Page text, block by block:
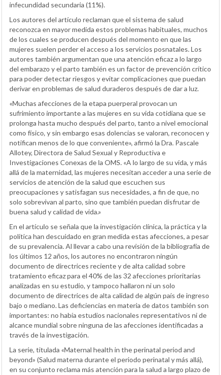
infecundidad secundaria (11%).
Los autores del artículo reclaman que el sistema de salud
reconozca en mayor medida estos problemas habituales, muchos
de los cuales se producen después del momento en que las
mujeres suelen perder el acceso a los servicios posnatales. Los
autores también argumentan que una atención eficaz a lo largo
del embarazo y el parto también es un factor de prevención crítico
para poder detectar riesgos y evitar complicaciones que puedan
derivar en problemas de salud duraderos después de dar a luz.
«Muchas afecciones de la etapa puerperal provocan un
sufrimiento importante a las mujeres en su vida cotidiana que se
prolonga hasta mucho después del parto, tanto a nivel emocional
como físico, y sin embargo esas dolencias se valoran, reconocen y
notifican menos de lo que conveniente», afirmó la Dra. Pascale
Allotey, Directora de Salud Sexual y Reproductiva e
Investigaciones Conexas de la OMS. «A lo largo de su vida, y más
allá de la maternidad, las mujeres necesitan acceder a una serie de
servicios de atención de la salud que escuchen sus
preocupaciones y satisfagan sus necesidades, a fin de que, no
solo sobrevivan al parto, sino que también puedan disfrutar de
buena salud y calidad de vida.»
En el artículo se señala que la investigación clínica, la práctica y la
política han descuidado en gran medida estas afecciones, a pesar
de su prevalencia. Al llevar a cabo una revisión de la bibliografía de
los últimos 12 años, los autores no encontraron ningún
documento de directrices reciente y de alta calidad sobre
tratamiento eficaz para el 40% de las 32 afecciones prioritarias
analizadas en su estudio, y tampoco hallaron ni un solo
documento de directrices de alta calidad de algún país de ingreso
bajo o mediano. Las deficiencias en materia de datos también son
importantes: no había estudios nacionales representativos ni de
alcance mundial sobre ninguna de las afecciones identificadas a
través de la investigación.
La serie, titulada «Maternal health in the perinatal period and
beyond» (Salud materna durante el periodo perinatal y más allá),
en su conjunto reclama más atención para la salud a largo plazo de